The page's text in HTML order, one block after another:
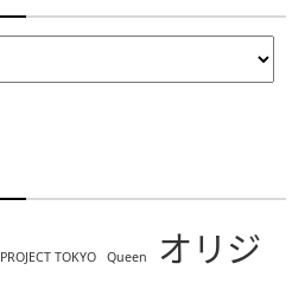
PROJECT TOKYO Queen
オリジ